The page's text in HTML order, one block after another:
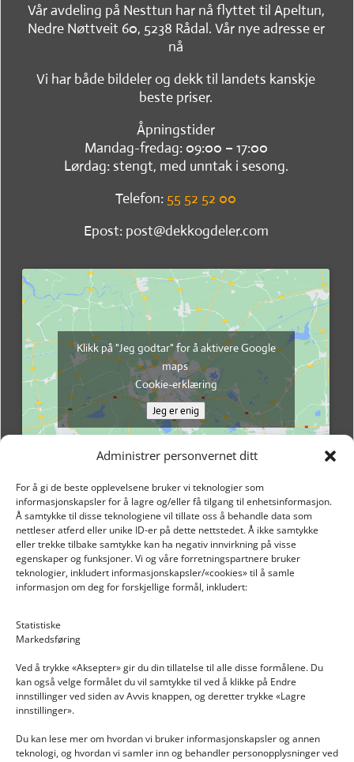
Administrer personvernet ditt
For å gi de beste opplevelsene bruker vi teknologier som
informasjonskapsler for å lagre og/eller få tilgang til enhetsinformasjon.
Å samtykke til disse teknologiene vil tillate oss å behandle data som
nettleser atferd eller unike ID-er på dette nettstedet. Å ikke samtykke
eller trekke tilbake samtykke kan ha negativ innvirkning på visse
egenskaper og funksjoner. Vi og våre forretningspartnere bruker
teknologier, inkludert informasjonskapsler/«cookies» til å samle
informasjon om deg for forskjellige formål, inkludert:
Statistiske
Markedsføring
Ved å trykke «Aksepter» gir du din tillatelse til alle disse formålene. Du
kan også velge formålet du vil samtykke til ved å klikke på Endre
innstillinger ved siden av Avvis knappen, og deretter trykke «Lagre
innstillinger».
Du kan lese mer om hvordan vi bruker informasjonskapsler og annen
teknologi, og hvordan vi samler inn og behandler personopplysninger ved
Vår avdeling på Nesttun har nå flyttet til Apeltun,
Nedre Nøttveit 60, 5238 Rådal. Vår nye adresse er
nå
Vi har både bildeler og dekk til landets kanskje
beste priser.
Åpningstider
Mandag-fredag: 09:00 – 17:00
Lørdag: stengt, med unntak i sesong.
Telefon: 55 52 52 00
Epost: post@dekkogdeler.com
Klikk på "Jeg godtar" for å aktivere Google
maps
Cookie-erklæring
Jeg er enig
INFORMASJON